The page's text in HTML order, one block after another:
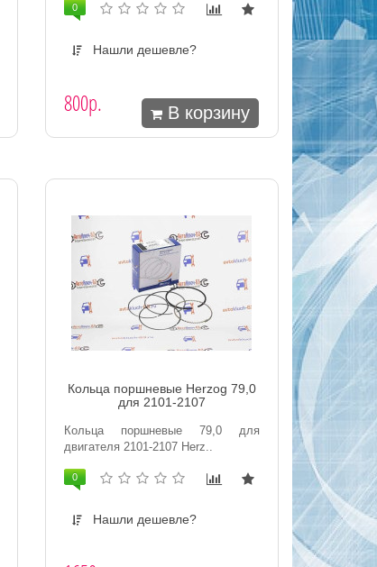
0
Нашли дешевле?
800р. В корзину
Кольца поршневые Herzog 79,0
для 2101-2107
Кольца поршневые 79,0 для
двигателя 2101-2107 Herz..
0
Нашли дешевле?